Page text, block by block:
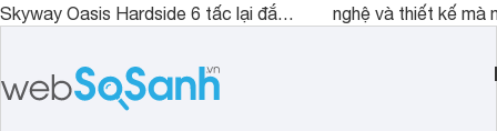
Skyway Oasis Hardside 6 tấc lại đắt
triệu đồng.
nghệ và thiết kế mà
thể đưa ra quyết